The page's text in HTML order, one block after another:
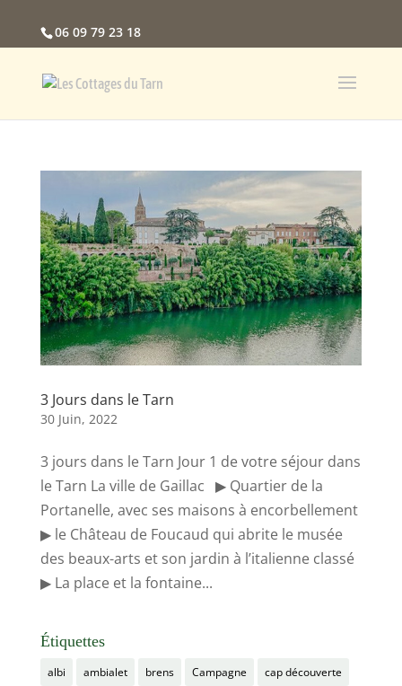
06 09 79 23 18
3 Jours dans le Tarn
30 Juin, 2022
3 jours dans le Tarn Jour 1 de votre séjour dans
le Tarn La ville de Gaillac ▶ Quartier de la
Portanelle, avec ses maisons à encorbellement
▶ le Château de Foucaud qui abrite le musée
des beaux-arts et son jardin à l’italienne classé
▶ La place et la fontaine...
Étiquettes
albi ambialet brens Campagne cap découverte